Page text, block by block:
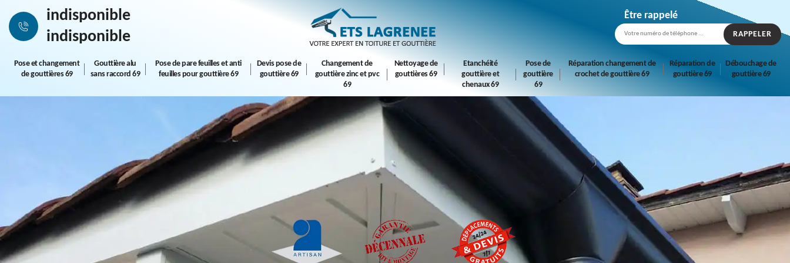
indisponible
indisponible
Être rappelé
Pose et changement
de gouttières 69
Gouttière alu
sans raccord 69
Pose de pare feuilles et anti
feuilles pour gouttière 69
Devis pose de
gouttière 69
Changement de
gouttière zinc et pvc
69
Nettoyage de
gouttières 69
Etanchéité
gouttière et
chenaux 69
Pose de
gouttière
69
Réparation changement de
crochet de gouttière 69
Réparation de
gouttière 69
Débouchage de
gouttière 69